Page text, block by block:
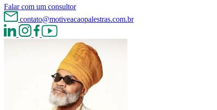
Falar com um consultor
contato@motiveacaopalestras.com.br